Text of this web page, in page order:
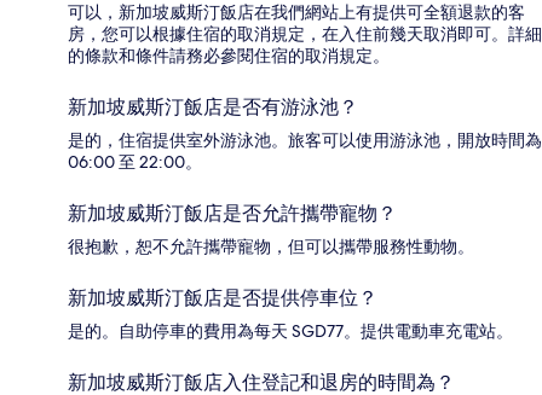
可以，新加坡威斯汀飯店在我們網站上有提供可全額退款的客
房，您可以根據住宿的取消規定，在入住前幾天取消即可。詳細
的條款和條件請務必參閱住宿的取消規定。
新加坡威斯汀飯店是否有游泳池？
是的，住宿提供室外游泳池。旅客可以使用游泳池，開放時間為
06:00 至 22:00。
新加坡威斯汀飯店是否允許攜帶寵物？
很抱歉，恕不允許攜帶寵物，但可以攜帶服務性動物。
新加坡威斯汀飯店是否提供停車位？
是的。自助停車的費用為每天 SGD77。提供電動車充電站。
新加坡威斯汀飯店入住登記和退房的時間為？